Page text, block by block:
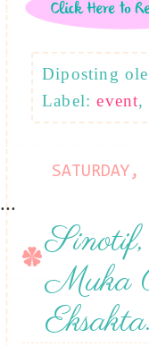
Diposting
Label:event,
...
Muka